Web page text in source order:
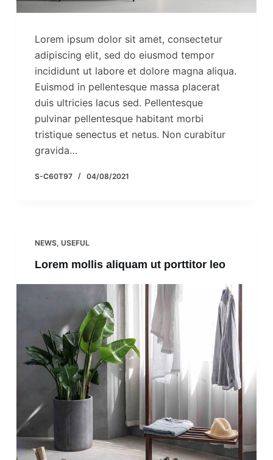
Lorem ipsum dolor sit amet, consectetur
adipiscing elit, sed do eiusmod tempor
incididunt ut labore et dolore magna aliqua.
Euismod in pellentesque massa placerat
duis ultricies lacus sed. Pellentesque
pulvinar pellentesque habitant morbi
tristique senectus et netus. Non curabitur
gravida…
S-C60T97 04/08/2021
NEWS, USEFUL
Lorem mollis aliquam ut porttitor leo